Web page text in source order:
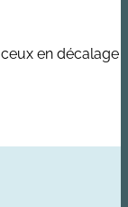
en décalage